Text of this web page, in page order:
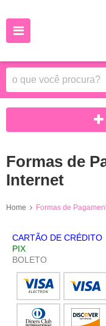
Formas de
Internet
Home Formas de
CARTÃO DE CRÉDITO
PIX
BOLETO